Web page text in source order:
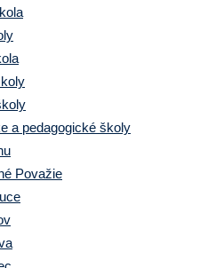
a pedagogické školy
Považie